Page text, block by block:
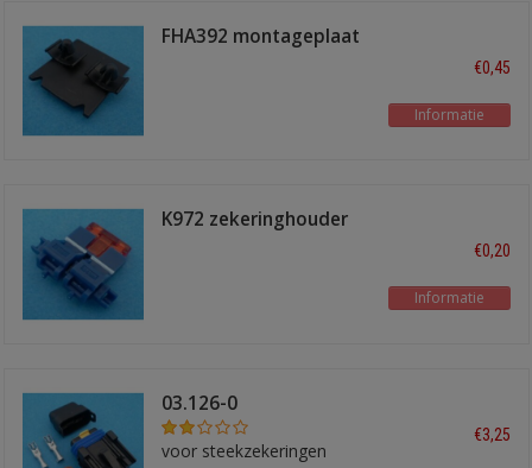
FHA392 montageplaat
€0,45
Informatie
K972 zekeringhouder
€0,20
Informatie
03.126-0
zekeringhouder
voor steekzekeringen
€3,25